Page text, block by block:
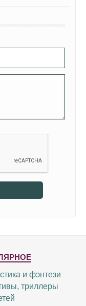
и фэнтези
триллеры